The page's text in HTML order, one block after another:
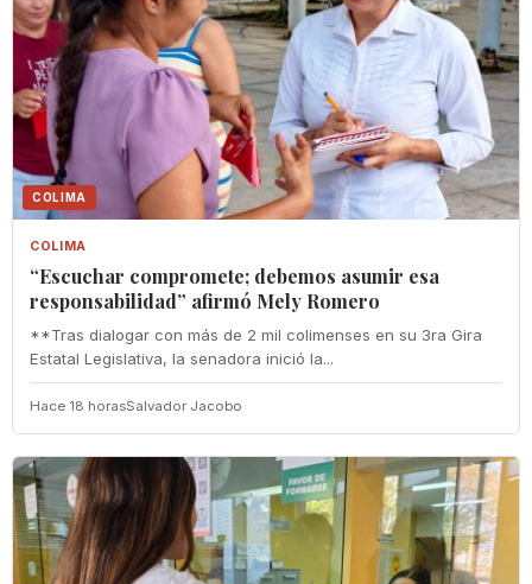
COLIMA
COLIMA
“Escuchar compromete; debemos asumir esa
responsabilidad” afirmó Mely Romero
**Tras dialogar con más de 2 mil colimenses en su 3ra Gira
Estatal Legislativa, la senadora inició la...
Hace 18 horasSalvador Jacobo